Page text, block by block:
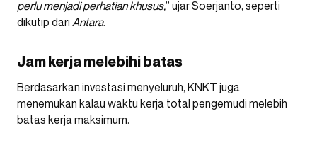
perlu menjadi perhatian khusus,” ujar Soerjanto, seperti
dikutip dari Antara.
Jam kerja melebihi batas
Berdasarkan investasi menyeluruh, KNKT juga
menemukan kalau waktu kerja total pengemudi melebih
batas kerja maksimum.